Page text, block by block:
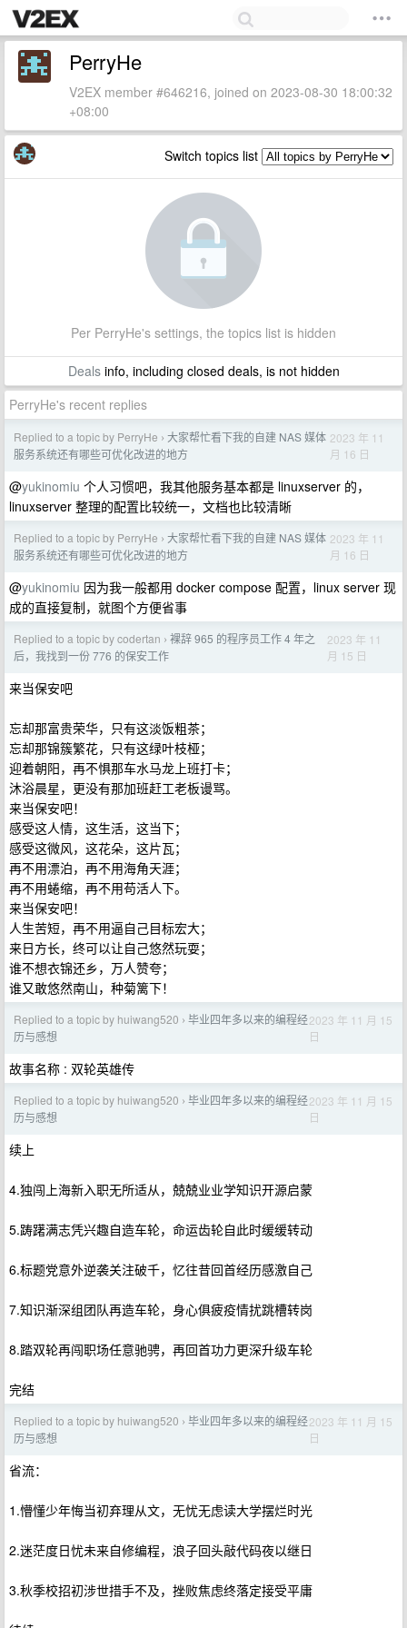
PerryHe
V2EX member #646216, joined on 2023-08-30 18:00:32
+08:00
Switch topics list
Per PerryHe's settings, the topics list is hidden
Dealsinfo, including closed deals, is not hidden
PerryHe's recent replies
Replied to a topic by PerryHe › 大家帮忙看下我的自建 NAS 媒体
服务系统还有哪些可优化改进的地方
2023 年 11
月 16 日
@yukinomiu 个人习惯吧，我其他服务基本都是 linuxserver 的，
linuxserver 整理的配置比较统一，文档也比较清晰
Replied to a topic by PerryHe › 大家帮忙看下我的自建 NAS 媒体
服务系统还有哪些可优化改进的地方
2023 年 11
月 16 日
@yukinomiu 因为我一般都用 docker compose 配置，linux server 现
成的直接复制，就图个方便省事
Replied to a topic by codertan › 裸辞 965 的程序员工作 4 年之
后，我找到一份 776 的保安工作
2023 年 11
月 15 日
来当保安吧
忘却那富贵荣华，只有这淡饭粗茶；
忘却那锦簇繁花，只有这绿叶枝桠；
迎着朝阳，再不惧那车水马龙上班打卡；
沐浴晨星，更没有那加班赶工老板谩骂。
来当保安吧！
感受这人情，这生活，这当下；
感受这微风，这花朵，这片瓦；
再不用漂泊，再不用海角天涯；
再不用蜷缩，再不用苟活人下。
来当保安吧！
人生苦短，再不用逼自己目标宏大；
来日方长，终可以让自己悠然玩耍；
谁不想衣锦还乡，万人赞夸；
谁又敢悠然南山，种菊篱下！
Replied to a topic by huiwang520 › 毕业四年多以来的编程经
历与感想
2023 年 11 月 15
日
故事名称 : 双轮英雄传
Replied to a topic by huiwang520 › 毕业四年多以来的编程经
历与感想
2023 年 11 月 15
日
续上
4.独闯上海新入职无所适从，兢兢业业学知识开源启蒙
5.踌躇满志凭兴趣自造车轮，命运齿轮自此时缓缓转动
6.标题党意外逆袭关注破千，忆往昔回首经历感激自己
7.知识渐深组团队再造车轮，身心俱疲疫情扰跳槽转岗
8.踏双轮再闯职场任意驰骋，再回首功力更深升级车轮
完结
Replied to a topic by huiwang520 › 毕业四年多以来的编程经
历与感想
2023 年 11 月 15
日
省流：
1.懵懂少年悔当初弃理从文，无忧无虑读大学摆烂时光
2.迷茫度日忧未来自修编程，浪子回头敲代码夜以继日
3.秋季校招初涉世措手不及，挫败焦虑终落定接受平庸